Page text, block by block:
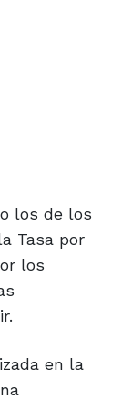
los de los
Tasa por
los
en la